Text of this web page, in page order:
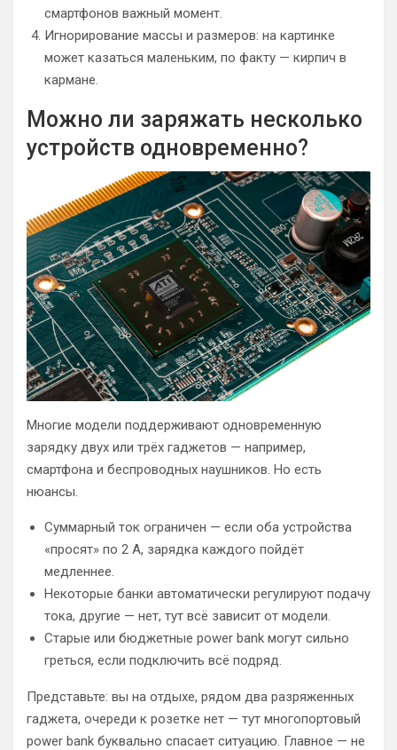
смартфонов важный момент.
Игнорирование массы и размеров: на картинке
может казаться маленьким, по факту — кирпич в
кармане.
Можно ли заряжать несколько
устройств одновременно?
Многие модели поддерживают одновременную
зарядку двух или трёх гаджетов — например,
смартфона и беспроводных наушников. Но есть
нюансы.
Суммарный ток ограничен — если оба устройства
«просят» по 2 А, зарядка каждого пойдёт
медленнее.
Некоторые банки автоматически регулируют подачу
тока, другие — нет, тут всё зависит от модели.
Старые или бюджетные power bank могут сильно
греться, если подключить всё подряд.
Представьте: вы на отдыхе, рядом два разряженных
гаджета, очереди к розетке нет — тут многопортовый
power bank буквально спасает ситуацию. Главное — не